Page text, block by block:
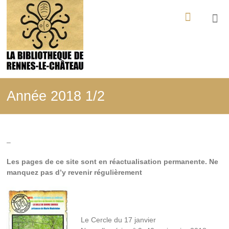
contenu
La
Bibliothèque
de
Rennes-
le-
qui
été
édité,
enregistré
sur
les
mystères
Année 2018 1/2
–
Les pages de ce site sont en réactualisation permanente. Ne
manquez pas d’y revenir régulièrement
Le Cercle du 17 janvier